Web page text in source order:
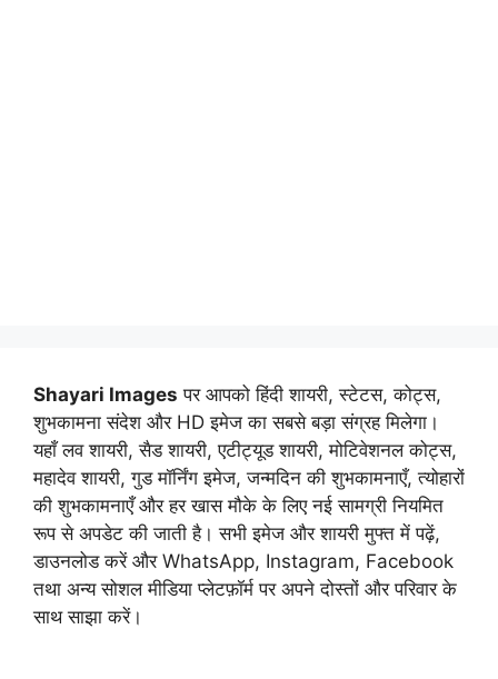
Shayari Images पर आपको हिंदी शायरी, स्टेटस, कोट्स,
शुभकामना संदेश और HD इमेज का सबसे बड़ा संग्रह मिलेगा।
यहाँ लव शायरी, सैड शायरी, एटीट्यूड शायरी, मोटिवेशनल कोट्स,
महादेव शायरी, गुड मॉर्निंग इमेज, जन्मदिन की शुभकामनाएँ, त्योहारों
की शुभकामनाएँ और हर खास मौके के लिए नई सामग्री नियमित
रूप से अपडेट की जाती है। सभी इमेज और शायरी मुफ्त में पढ़ें,
डाउनलोड करें और WhatsApp, Instagram, Facebook
तथा अन्य सोशल मीडिया प्लेटफ़ॉर्म पर अपने दोस्तों और परिवार के
साथ साझा करें।